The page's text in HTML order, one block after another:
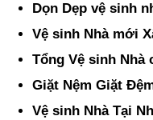
Dọn Dẹp vệ sinh
Vệ sinh Nhà mới
Tổng Vệ sinh Nhà
Giặt Nệm Giặt
Vệ sinh Nhà Tại